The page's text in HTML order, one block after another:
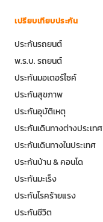
เปรียบเทียบประกัน
ประกันรถยนต์
พ.ร.บ. รถยนต์
ประกันมอเตอร์ไซค์
ประกันสุขภาพ
ประกันอุบัติเหตุ
ประกันเดินทางต่างประเทศ
ประกันเดินทางในประเทศ
ประกันบ้าน & คอนโด
ประกันมะเร็ง
ประกันโรคร้ายแรง
ประกันชีวิต